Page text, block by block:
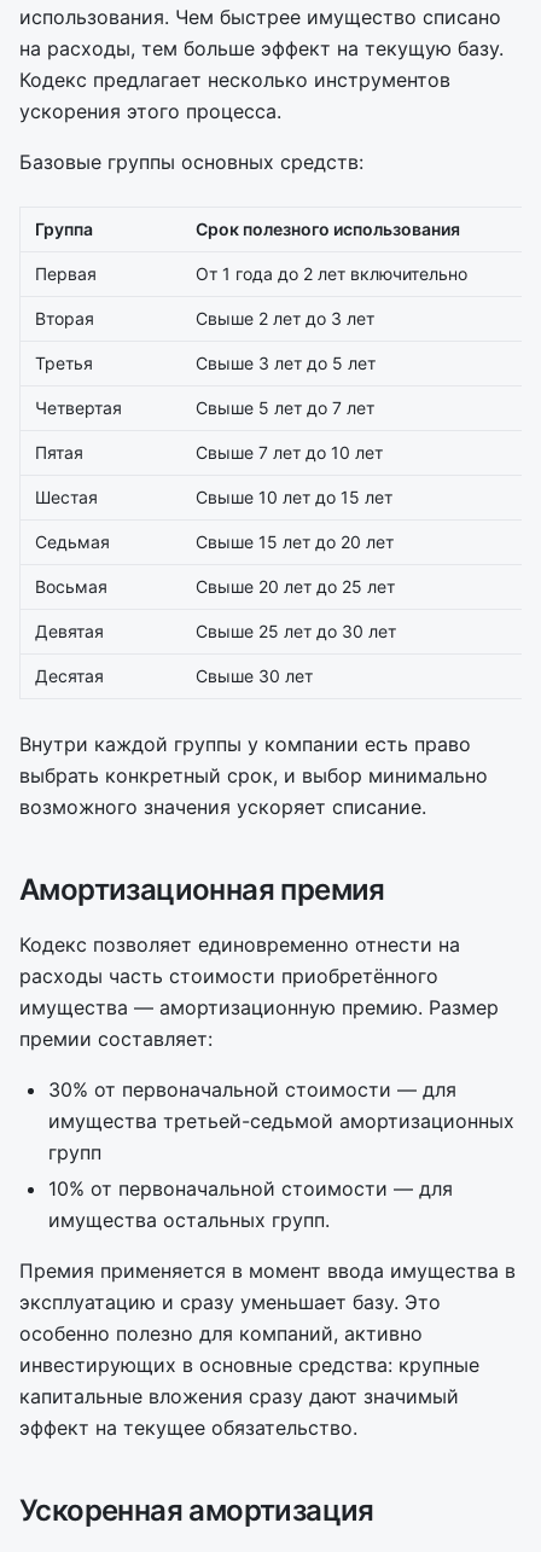
использования. Чем быстрее имущество списано
на расходы, тем больше эффект на текущую базу.
Кодекс предлагает несколько инструментов
ускорения этого процесса.
Базовые группы основных средств:
Группа Срок полезного использования
Первая От 1 года до 2 лет включительно
Вторая Свыше 2 лет до 3 лет
Третья Свыше 3 лет до 5 лет
Четвертая Свыше 5 лет до 7 лет
Пятая Свыше 7 лет до 10 лет
Шестая Свыше 10 лет до 15 лет
Седьмая Свыше 15 лет до 20 лет
Восьмая Свыше 20 лет до 25 лет
Девятая Свыше 25 лет до 30 лет
Десятая Свыше 30 лет
Внутри каждой группы у компании есть право
выбрать конкретный срок, и выбор минимально
возможного значения ускоряет списание.
Амортизационная премия
Кодекс позволяет единовременно отнести на
расходы часть стоимости приобретённого
имущества — амортизационную премию. Размер
премии составляет:
30% от первоначальной стоимости — для
имущества третьей-седьмой амортизационных
групп
10% от первоначальной стоимости — для
имущества остальных групп.
Премия применяется в момент ввода имущества в
эксплуатацию и сразу уменьшает базу. Это
особенно полезно для компаний, активно
инвестирующих в основные средства: крупные
капитальные вложения сразу дают значимый
эффект на текущее обязательство.
Ускоренная амортизация